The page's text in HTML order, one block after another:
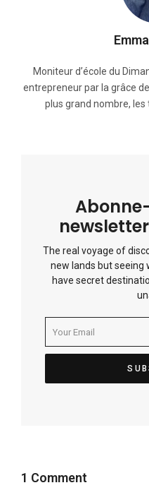
Moniteur d’école du
entrepreneur par la grâce
plus grand nombre, les
The real voyage of
new lands but seeing
have secret
1 Comment